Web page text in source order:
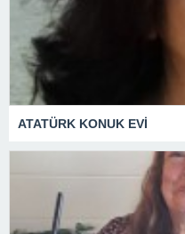
ATATÜRK KONUK EVİ